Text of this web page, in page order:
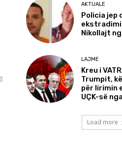
AKTUALE
Policia jep
Nikollajt
LAJME
Kreu i
Trumpit,
për lirimin
UÇK-së
Load more